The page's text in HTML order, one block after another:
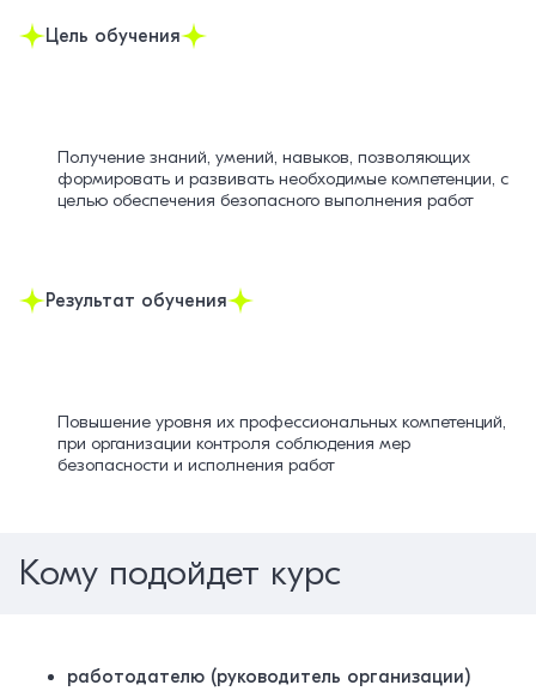
Цель обучения
Получение знаний, умений, навыков, позволяющих
формировать и развивать необходимые компетенции, с
целью обеспечения безопасного выполнения работ
Результат обучения
Повышение уровня их профессиональных компетенций,
при организации контроля соблюдения мер
безопасности и исполнения работ
Кому подойдет курс
работодателю (руководитель организации)